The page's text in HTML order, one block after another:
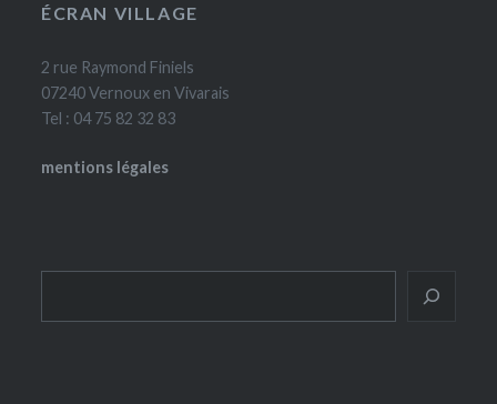
ÉCRAN VILLAGE
2 rue Raymond Finiels
07240 Vernoux en Vivarais
Tel : 04 75 82 32 83
mentions légales